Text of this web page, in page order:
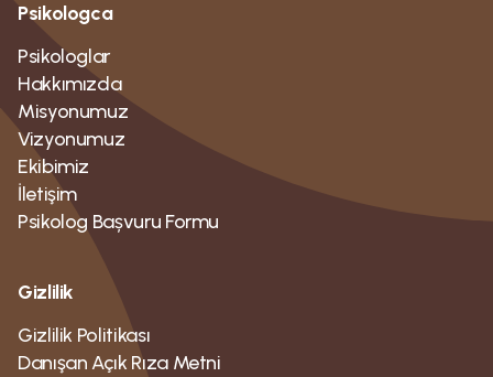
Psikologca
Psikologlar
Hakkımızda
Misyonumuz
Vizyonumuz
Ekibimiz
İletişim
Psikolog Bașvuru Formu
Gizlilik
Gizlilik Politikası
Danışan Açık Rıza Metni